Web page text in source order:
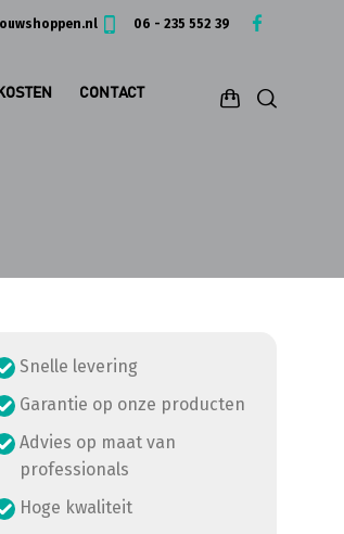
06 - 235 552 39
CONTACT
Snelle levering
Garantie op onze producten
Advies op maat van
professionals
Hoge kwaliteit